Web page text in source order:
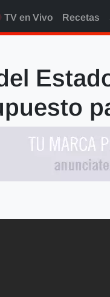
TV en Vivo Recetas